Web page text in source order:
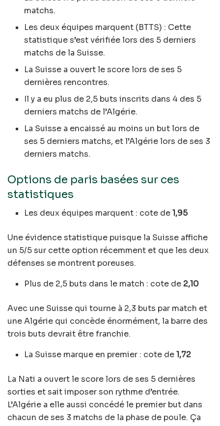
matchs.
Les deux équipes marquent (BTTS) : Cette
statistique s’est vérifiée lors des 5 derniers
matchs de la Suisse.
La Suisse a ouvert le score lors de ses 5
dernières rencontres.
Il y a eu plus de 2,5 buts inscrits dans 4 des 5
derniers matchs de l’Algérie.
La Suisse a encaissé au moins un but lors de
ses 5 derniers matchs, et l’Algérie lors de ses 3
derniers matchs.
Options de paris basées sur ces
statistiques
Les deux équipes marquent : cote de1,95
Une évidence statistique puisque la Suisse affiche
un 5/5 sur cette option récemment et que les deux
défenses se montrent poreuses.
Plus de 2,5 buts dans le match : cote de 2,10
Avec une Suisse qui tourne à 2,3 buts par match et
une Algérie qui concède énormément, la barre des
trois buts devrait être franchie.
La Suisse marque en premier : cote de1,72
La Nati a ouvert le score lors de ses 5 dernières
sorties et sait imposer son rythme d’entrée.
L’Algérie a elle aussi concédé le premier but dans
chacun de ses 3 matchs de la phase de poule. Ça